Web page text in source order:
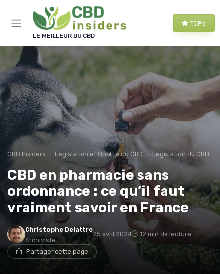
LE MEILLEUR DU CBD
TOPs
CBD Insiders Législation et Qualité du CBD Législation du CBD
CBD en pharmacie sans
ordonnance : ce qu’il faut
vraiment savoir en France
Christophe Delattre
Archiviste
25 avril 2024 12 min de lecture
Partager cette page
Panneau de gestion des cookies